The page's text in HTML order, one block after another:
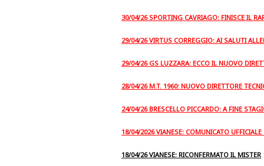
30/04/26 SPORTING CAVRIAGO: FINISCE IL
29/04/26 VIRTUS CORREGGIO: AI SALUTI
29/04/26 GS LUZZARA: ECCO IL NUOVO
28/04/26 M.T. 1960: NUOVO DIRETTORE
24/04/26 BRESCELLO PICCARDO: A FINE
18/04/2026 VIANESE: COMUNICATO UFFICIALE
18/04/26 VIANESE: RICONFERMATO IL MISTER